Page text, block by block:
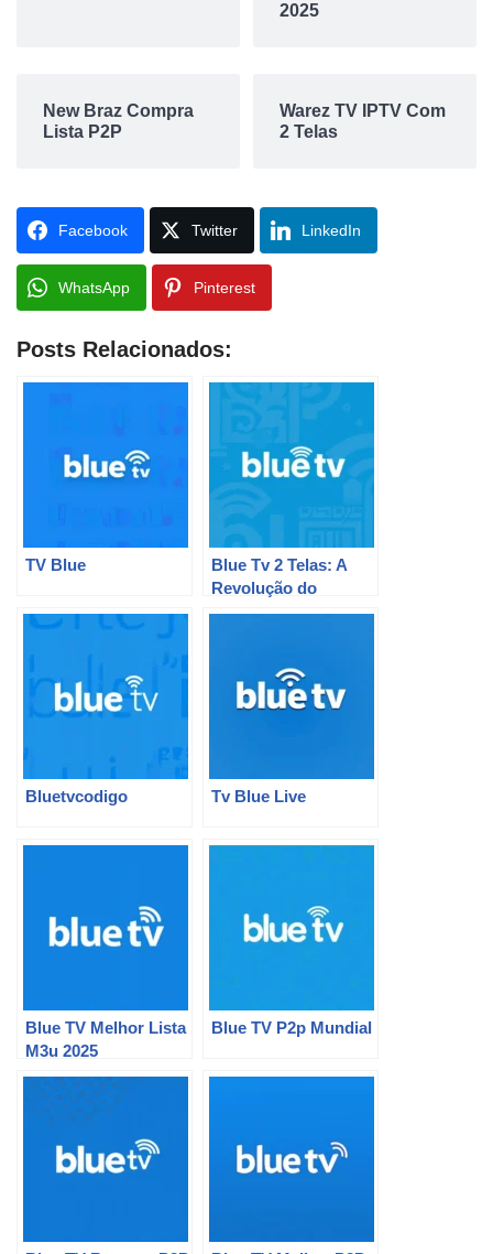
2025
New Braz Compra
Lista P2P
Warez TV IPTV Com
2 Telas
Facebook Twitter LinkedIn
WhatsApp Pinterest
Posts Relacionados:
TV Blue
Blue Tv 2 Telas: A
Revolução do
Entretenimento em
Bluetvcodigo Tv Blue Live
Blue TV Melhor Lista
M3u 2025
Blue TV P2p Mundial